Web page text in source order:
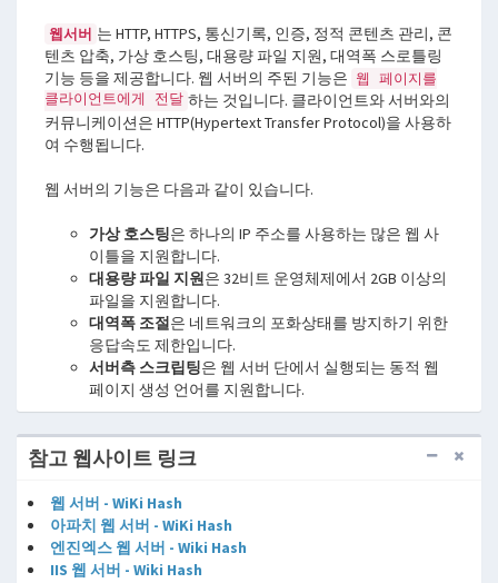
웹서버 는 HTTP, HTTPS, 통신기록, 인증, 정적 콘텐츠 관리, 콘
텐츠 압축, 가상 호스팅, 대용량 파일 지원, 대역폭 스로틀링
기능 등을 제공합니다. 웹 서버의 주된 기능은 웹 페이지를
클라이언트에게 전달 하는 것입니다. 클라이언트와 서버와의
커뮤니케이션은 HTTP(Hypertext Transfer Protocol)을 사용하
여 수행됩니다.
웹 서버의 기능은 다음과 같이 있습니다.
가상 호스팅은 하나의 IP 주소를 사용하는 많은 웹 사
이틀을 지원합니다.
대용량 파일 지원은 32비트 운영체제에서 2GB 이상의
파일을 지원합니다.
대역폭 조절은 네트워크의 포화상태를 방지하기 위한
응답속도 제한입니다.
서버측 스크립팅은 웹 서버 단에서 실행되는 동적 웹
페이지 생성 언어를 지원합니다.
참고 웹사이트 링크
웹 서버 - WiKi Hash
아파치 웹 서버 - WiKi Hash
엔진엑스 웹 서버 - Wiki Hash
IIS 웹 서버 - Wiki Hash